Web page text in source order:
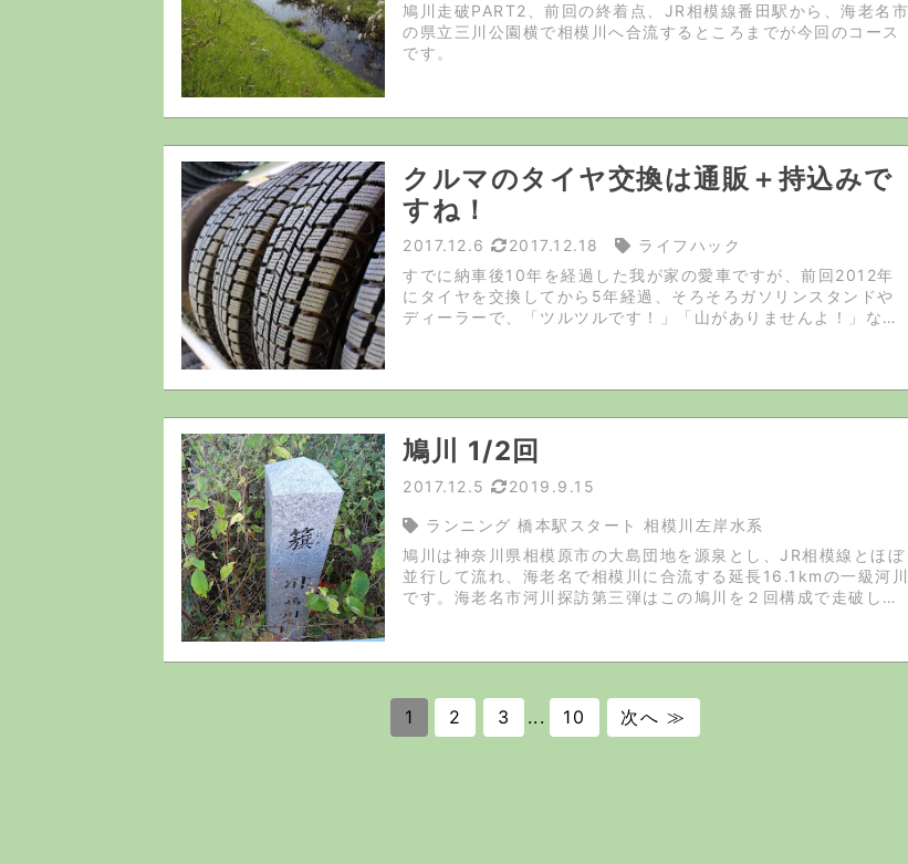
鳩川走破PART2、前回の終着点、JR相模線番田駅から、海老名市
の県立三川公園横で相模川へ合流するところまでが今回のコース
です。
クルマのタイヤ交換は通販＋持込みで
すね！
2017.12.6 2017.12.18
ライフハック
すでに納車後10年を経過した我が家の愛車ですが、前回2012年
にタイヤを交換してから5年経過、そろそろガソリンスタンドや
ディーラーで、「ツルツルです！」「山がありませんよ！」など
鳩川 1/2回
2017.12.5 2019.9.15
ランニング 橋本駅スタート 相模川左岸水系
鳩川は神奈川県相模原市の大島団地を源泉とし、JR相模線とほぼ
並行して流れ、海老名で相模川に合流する延長16.1kmの一級河川
です。海老名市河川探訪第三弾はこの鳩川を２回構成で走破しま
1 2 3 ... 10 次へ ≫